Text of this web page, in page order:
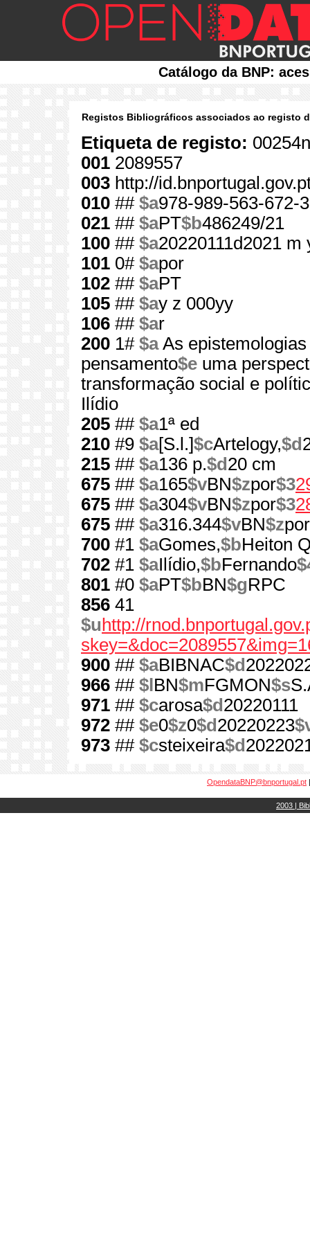
Catálogo da BNP:
Registos Bibliográficos associados ao registo
Etiqueta de registo:
001 2089557
003 http://
010 ## $a978-989-563-672-3
021 ## $aPT$b486249/21
100 ## $a20220111d2021
101 0# $apor
102 ## $aPT
105 ## $ay z 000yy
106 ## $ar
200 1# $aAs epistemologias
pensamento$e uma
transformação social e
Ilídio
205 ## $a1ª ed
210 #9 $a[S.l.]$cArtelogy,$d
215 ## $a136 p.$d 20 cm
675 ## $a165$vBN$zpor$3
675 ## $a304$vBN$zpor$3
675 ## $a316.344$vBN$zpor
700 #1 $aGomes,$bHeiton
702 #1 $aIlídio,$bFernando
801 #0 $aPT$bBN$gRPC
856 41
$u http://
900 ## $aBIBNAC$d
966 ## $l BN$mFGMON$s
971 ## $carosa$d 20220111
972 ## $e0$z0$d 20220223
973 ## $csteixeira$d
OpendataBNP@bnportugal.pt
2003 |